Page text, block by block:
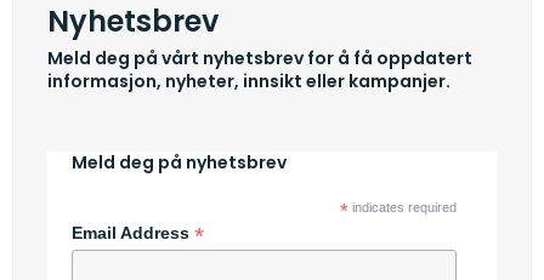
Nyhetsbrev
Meld deg på vårt nyhetsbrev for å få oppdatert
informasjon, nyheter, innsikt eller kampanjer.
Meld deg på nyhetsbrev
*indicates required
Email Address *